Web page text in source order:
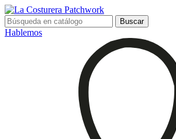
Buscar
Hablemos